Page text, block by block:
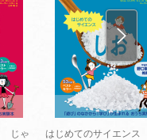
じゃ
はじめてのサイエン